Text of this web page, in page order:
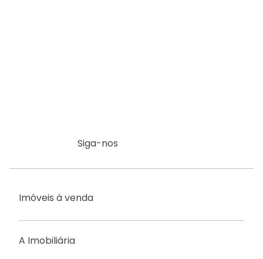
Siga-nos
Imóveis à venda
A Imobiliária